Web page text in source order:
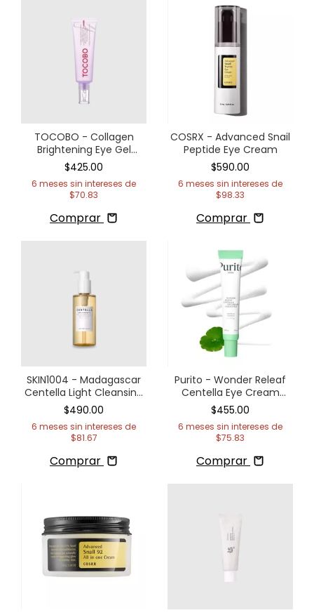
TOCOBO - Collagen
Brightening Eye Gel
Cream
$425.00
6 meses sin intereses de
$70.83
Comprar
COSRX - Advanced Snail
Peptide Eye Cream
$590.00
6 meses sin intereses de
$98.33
Comprar
SKIN1004 - Madagascar
Centella Light Cleansing
Oil
$490.00
6 meses sin intereses de
$81.67
Comprar
Purito - Wonder Releaf
Centella Eye Cream
Unscented
$455.00
6 meses sin intereses de
$75.83
Comprar